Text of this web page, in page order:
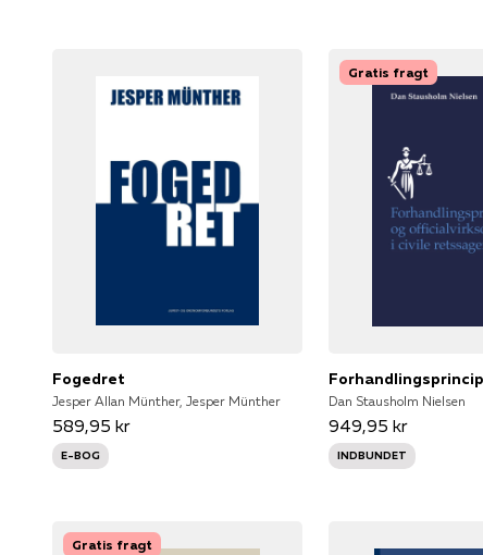
Fogedret
Jesper Allan Münther, Jesper Münther
589,95 kr
E-BOG
Gratis fragt
Dan Stausholm Nielsen
949,95 kr
INDBUNDET
Gratis fragt